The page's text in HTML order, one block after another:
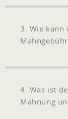
3. Wie kann
4. Was ist
Mahnung